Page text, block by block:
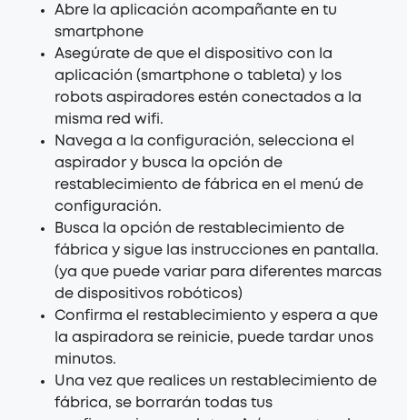
Abre la aplicación acompañante en tu
smartphone
Asegúrate de que el dispositivo con la
aplicación (smartphone o tableta) y los
robots aspiradores estén conectados a la
misma red wifi.
Navega a la configuración, selecciona el
aspirador y busca la opción de
restablecimiento de fábrica en el menú de
configuración.
Busca la opción de restablecimiento de
fábrica y sigue las instrucciones en pantalla.
(ya que puede variar para diferentes marcas
de dispositivos robóticos)
Confirma el restablecimiento y espera a que
la aspiradora se reinicie, puede tardar unos
minutos.
Una vez que realices un restablecimiento de
fábrica, se borrarán todas tus